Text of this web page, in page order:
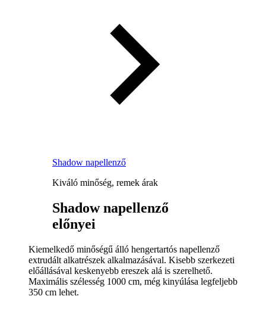
Shadow napellenző
Kiváló minőség, remek árak
Shadow napellenző
előnyei
Kiemelkedő minőségű álló hengertartós napellenző
extrudált alkatrészek alkalmazásával. Kisebb szerkezeti
előállásával keskenyebb ereszek alá is szerelhető.
Maximális szélesség 1000 cm, még kinyúlása legfeljebb
350 cm lehet.